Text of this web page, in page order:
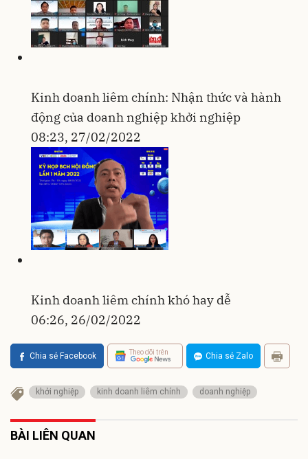
Kinh doanh liêm chính: Nhận thức và hành
động của doanh nghiệp khởi nghiệp
08:23, 27/02/2022
Kinh doanh liêm chính khó hay dễ
06:26, 26/02/2022
Chia sẻ Facebook Theo dõi trên Chia sẻ Zalo
khởi nghiệp kinh doanh liêm chính doanh nghiệp
BÀI LIÊN QUAN